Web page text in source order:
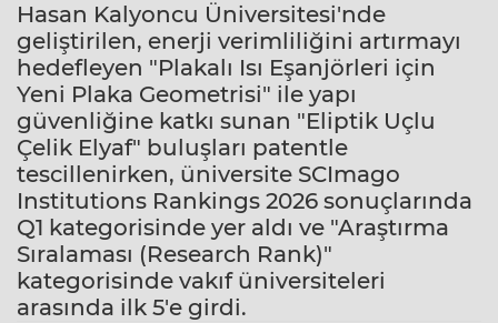
Hasan Kalyoncu Üniversitesi'nde
geliştirilen, enerji verimliliğini artırmayı
hedefleyen "Plakalı Isı Eşanjörleri için
Yeni Plaka Geometrisi" ile yapı
güvenliğine katkı sunan "Eliptik Uçlu
Çelik Elyaf" buluşları patentle
tescillenirken, üniversite SCImago
Institutions Rankings 2026 sonuçlarında
Q1 kategorisinde yer aldı ve "Araştırma
Sıralaması (Research Rank)"
kategorisinde vakıf üniversiteleri
arasında ilk 5'e girdi.